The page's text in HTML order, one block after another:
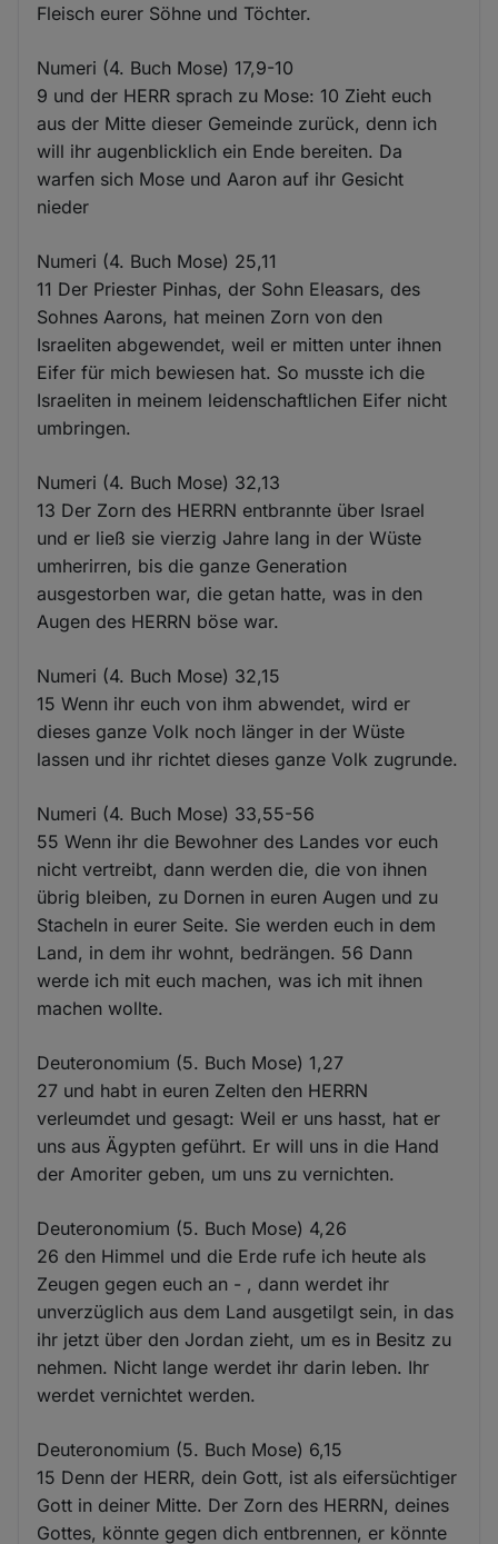
Fleisch eurer Söhne und Töchter.
Numeri (4. Buch Mose) 17,9-10
9 und der HERR sprach zu Mose: 10 Zieht euch
aus der Mitte dieser Gemeinde zurück, denn ich
will ihr augenblicklich ein Ende bereiten. Da
warfen sich Mose und Aaron auf ihr Gesicht
nieder
Numeri (4. Buch Mose) 25,11
11 Der Priester Pinhas, der Sohn Eleasars, des
Sohnes Aarons, hat meinen Zorn von den
Israeliten abgewendet, weil er mitten unter ihnen
Eifer für mich bewiesen hat. So musste ich die
Israeliten in meinem leidenschaftlichen Eifer nicht
umbringen.
Numeri (4. Buch Mose) 32,13
13 Der Zorn des HERRN entbrannte über Israel
und er ließ sie vierzig Jahre lang in der Wüste
umherirren, bis die ganze Generation
ausgestorben war, die getan hatte, was in den
Augen des HERRN böse war.
Numeri (4. Buch Mose) 32,15
15 Wenn ihr euch von ihm abwendet, wird er
dieses ganze Volk noch länger in der Wüste
lassen und ihr richtet dieses ganze Volk zugrunde.
Numeri (4. Buch Mose) 33,55-56
55 Wenn ihr die Bewohner des Landes vor euch
nicht vertreibt, dann werden die, die von ihnen
übrig bleiben, zu Dornen in euren Augen und zu
Stacheln in eurer Seite. Sie werden euch in dem
Land, in dem ihr wohnt, bedrängen. 56 Dann
werde ich mit euch machen, was ich mit ihnen
machen wollte.
Deuteronomium (5. Buch Mose) 1,27
27 und habt in euren Zelten den HERRN
verleumdet und gesagt: Weil er uns hasst, hat er
uns aus Ägypten geführt. Er will uns in die Hand
der Amoriter geben, um uns zu vernichten.
Deuteronomium (5. Buch Mose) 4,26
26 den Himmel und die Erde rufe ich heute als
Zeugen gegen euch an - , dann werdet ihr
unverzüglich aus dem Land ausgetilgt sein, in das
ihr jetzt über den Jordan zieht, um es in Besitz zu
nehmen. Nicht lange werdet ihr darin leben. Ihr
werdet vernichtet werden.
Deuteronomium (5. Buch Mose) 6,15
15 Denn der HERR, dein Gott, ist als eifersüchtiger
Gott in deiner Mitte. Der Zorn des HERRN, deines
Gottes, könnte gegen dich entbrennen, er könnte